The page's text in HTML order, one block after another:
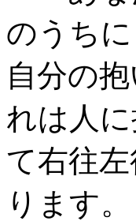
のうち
自分の
れは人
て右往
ります。